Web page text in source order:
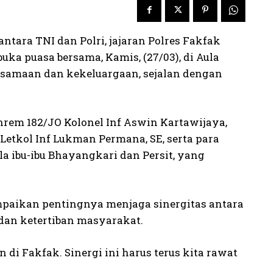
TNI dan Polri, jajaran Polres Fakfak
puasa bersama, Kamis, (27/03), di Aula
dan kekeluargaan, sejalan dengan
182/JO Kolonel Inf Aswin Kartawijaya,
Inf Lukman Permana, SE, serta para
ibu-ibu Bhayangkari dan Persit, yang
pentingnya menjaga sinergitas antara
ketertiban masyarakat.
di Fakfak. Sinergi ini harus terus kita rawat